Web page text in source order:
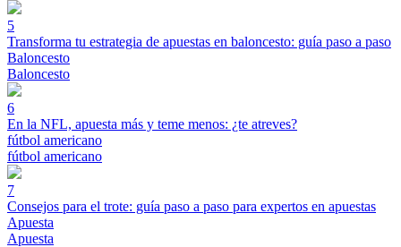
5
Transforma tu estrategia de apuestas en baloncesto: guía paso a paso
Baloncesto
Baloncesto
6
En la NFL, apuesta más y teme menos: ¿te atreves?
fútbol americano
fútbol americano
7
Consejos para el trote: guía paso a paso para expertos en apuestas
Apuesta
Apuesta